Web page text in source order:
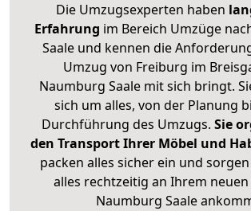
Die Umzugsexperten haben
Erfahrung im Bereich Umzüge
Saale und kennen die
Umzug von Freiburg im
Naumburg Saale mit sich bringt.
sich um alles, von der Planung
Durchführung des Umzugs. Sie
den Transport Ihrer Möbel und
packen alles sicher ein und
alles rechtzeitig an Ihrem
Naumburg Saale